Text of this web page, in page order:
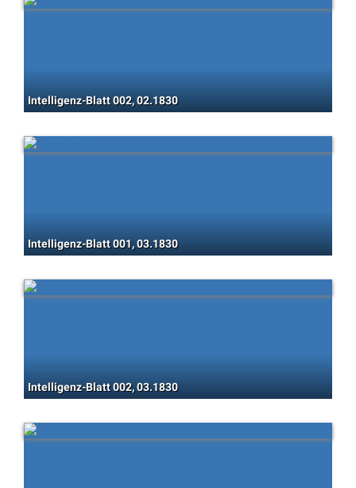
Intelligenz-Blatt 002, 02.1830
Intelligenz-Blatt 001, 03.1830
Intelligenz-Blatt 002, 03.1830